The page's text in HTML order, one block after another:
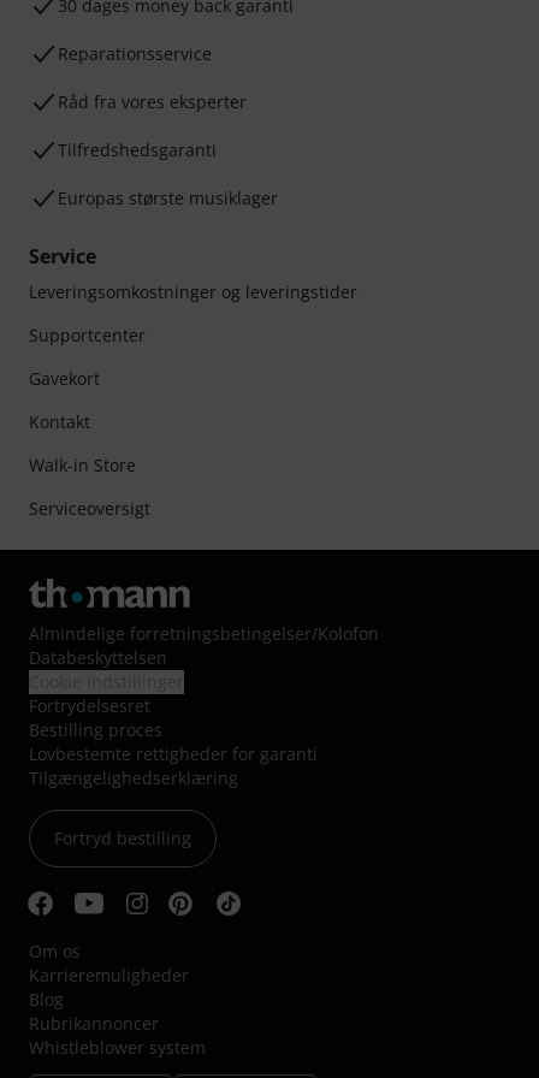
30 dages money back garanti
Reparationsservice
Råd fra vores eksperter
Tilfredshedsgaranti
Europas største musiklager
Service
Leveringsomkostninger og leveringstider
Supportcenter
Gavekort
Kontakt
Walk-in Store
Serviceoversigt
Almindelige forretningsbetingelser/Kolofon
Databeskyttelsen
Fortrydelsesret
Bestilling proces
Lovbestemte rettigheder for garanti
Tilgængelighedserklæring
Fortryd bestilling
Om os
Karrieremuligheder
Blog
Rubrikannoncer
Whistleblower system